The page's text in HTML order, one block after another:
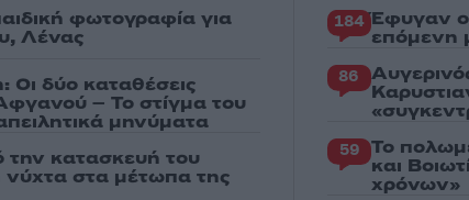
φωτογραφία για
Λένας
δύο καταθέσεις
– Το στίγμα του
μηνύματα
την κατασκευή του
νύχτα στα μέτωπα της
184 Έφυγαν
επόμενη
86
59 Το
και
χρόνων»